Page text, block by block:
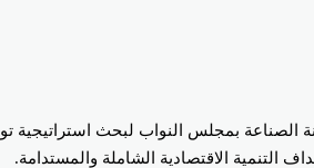
الصناعة بمجلس النواب لبحث استراتيجية
التنمية الاقتصادية الشاملة والمستدامة.